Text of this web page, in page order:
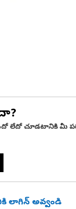
లేదో చూడటానికి మీ
లాగిన్ అవ్వండి